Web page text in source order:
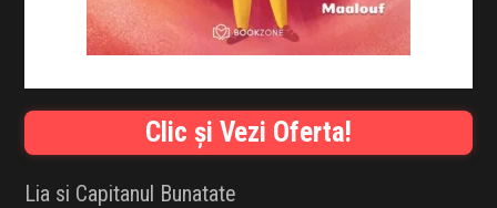
IDEI DE CADOURI
ȘTIRI
FAVORITE
Clic și Vezi Oferta!
Lia si Capitanul Bunatate